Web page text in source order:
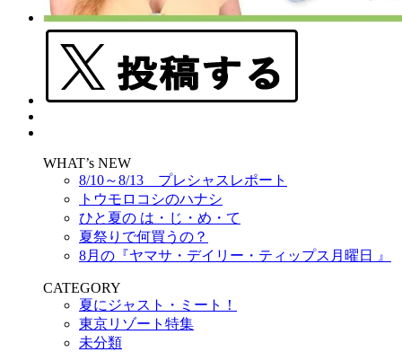
WHAT’s NEW
8/10～8/13 プレシャスレポート
トウモロコシのハナシ
ひと夏の は・じ・め・て
夏祭りで何買うの？
8月の『ヤマサ・デイリー・ティップス月曜日 』
CATEGORY
夏にジャスト・ミート！
東京リゾート特集
未分類